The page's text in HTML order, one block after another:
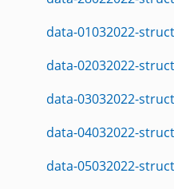
data-01032022-
data-02032022-
data-03032022-
data-04032022-
data-05032022-